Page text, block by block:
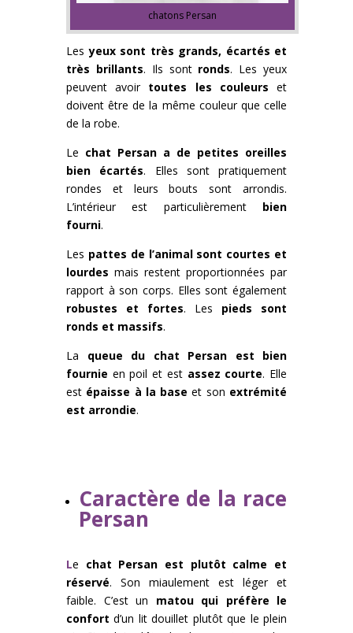
chatons Persan
Lesyeux sont très grands, écartés et
très brillants. Ils sont ronds. Les yeux
peuvent avoir toutes les couleurs et
doivent être de la même couleur que celle
de la robe.
Le chat Persan a de petites oreilles
bien écartés. Elles sont pratiquement
rondes et leurs bouts sont arrondis.
L’intérieur est particulièrement bien
fourni.
Les pattes de l’animal sont courtes et
lourdes mais restent proportionnées par
rapport à son corps. Elles sont également
robustes et fortes. Les pieds sont
ronds et massifs.
La queue du chat Persan est bien
fournie en poil et est assez courte. Elle
est épaisse à la base et son extrémité
est arrondie.
Caractère de la race
Persan
Le chat Persan est plutôt calme et
réservé. Son miaulement est léger et
faible. C’est un matou qui préfère le
confortd’un lit douillet plutôt que le plein